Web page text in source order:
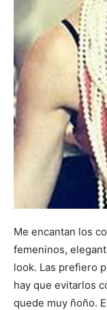
Me encantan los
femeninos,
look. Las prefiero
hay que evitarlos
quede muy ñoño.